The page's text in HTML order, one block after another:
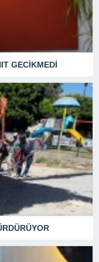
GECİKMEDİ